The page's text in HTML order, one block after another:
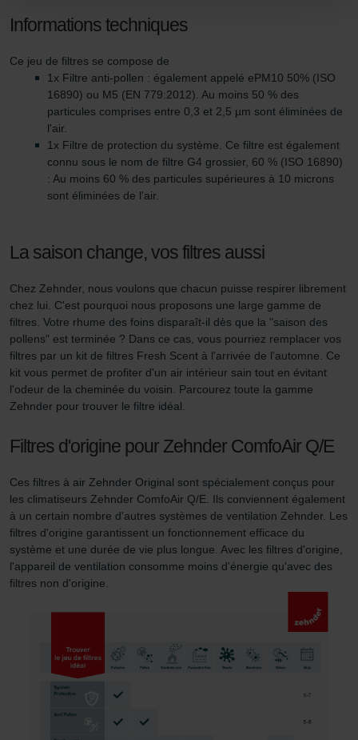
conséquence le navigateur Web utilisé afin d’empêcher
ordinateur. Vous pouvez en outre effacer à tout moment
les cookies déjà enregistrés via un navigateur Web ou
tout autre logiciel correspondant. Cette opération peut
être réalisée à partir de n’importe quel navigateur Web
usuel. Si l’utilisateur concerné désactive l’enregistrement
des cookies au sein du navigateur Web utilisé, il se peut
que les fonctionnalités de notre site Web ne soient plus
disponibles dans leur intégralité.
connaissance de notre politique relative aux cookies.
Datenschutzerklärung der Zehnder Group
Zehnder Group AG: Data Privacy
Zehnder Group België nv/sa: Déclarations de confidentialité
Zehnder Group Czech Republic s.r.o.: Zásady ochrany
osobních údajů
Zehnder Group France: Protection des données
Zehnder Group Italia S.r.l.: Privacy
Limitet Şirketi: Web Sitesi Çerezleri
Zehnder Group Nederland bv: Privacyverklaringen
Zehnder Group Sales International: Privacy Policy
Zehnder Group Schweiz AG: Datenschutz
Zehnder Polska Sp. z o.o.: Oświadczenie o ochronie
danych Zehnder
Informations techniques
Ce jeu de filtres se compose de
1x Filtre anti-pollen : également appelé ePM10 50% (ISO
16890) ou M5 (EN 779:2012). Au moins 50 % des
particules comprises entre 0,3 et 2,5 µm sont éliminées de
l'air.
1x Filtre de protection du système. Ce filtre est également
connu sous le nom de filtre G4 grossier, 60 % (ISO 16890)
: Au moins 60 % des particules supérieures à 10 microns
sont éliminées de l'air.
La saison change, vos filtres aussi
Chez Zehnder, nous voulons que chacun puisse respirer librement
chez lui. C'est pourquoi nous proposons une large gamme de
filtres. Votre rhume des foins disparaît-il dès que la "saison des
pollens" est terminée ? Dans ce cas, vous pourriez remplacer vos
filtres par un kit de filtres Fresh Scent à l'arrivée de l'automne. Ce
kit vous permet de profiter d'un air intérieur sain tout en évitant
l'odeur de la cheminée du voisin. Parcourez toute la gamme
Zehnder pour trouver le filtre idéal.
Filtres d'origine pour Zehnder ComfoAir Q/E
Ces filtres à air Zehnder Original sont spécialement conçus pour
les climatiseurs Zehnder ComfoAir Q/E. Ils conviennent également
à un certain nombre d'autres systèmes de ventilation Zehnder. Les
filtres d'origine garantissent un fonctionnement efficace du
système et une durée de vie plus longue. Avec les filtres d'origine,
l'appareil de ventilation consomme moins d'énergie qu'avec des
filtres non d'origine.